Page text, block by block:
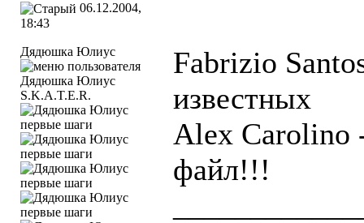
06.12.2004,
18:43
Дядюшка Юлиус
S.K.A.T.E.R.
Fabrizio
известных
Alex Carolino
файл!!!